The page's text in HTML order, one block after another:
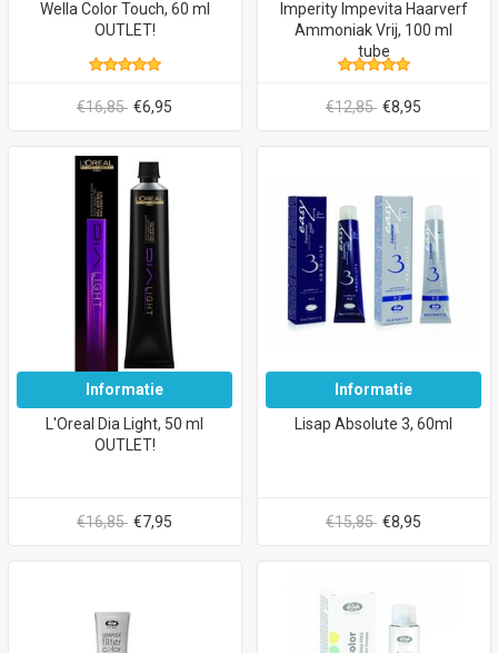
Wella Color Touch, 60 ml
OUTLET!
€16,85 €6,95
Imperity Impevita Haarverf
Ammoniak Vrij, 100 ml
tube
€12,85 €8,95
Informatie
L'Oreal Dia Light, 50 ml
OUTLET!
€16,85 €7,95
Informatie
Lisap Absolute 3, 60ml
€15,85 €8,95